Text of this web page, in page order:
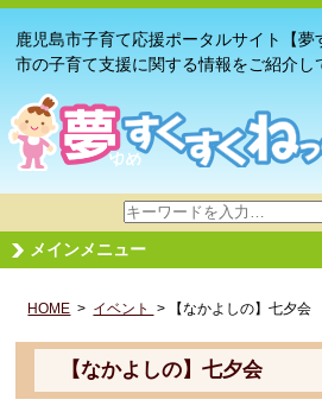
鹿児島市子育て応援ポータルサイト【
市の子育て支援に関する情報をご紹介し
サ
イ
ト
検
メインメニュー
HOME > イベント > 【なかよしの】七夕会
【なかよしの】七夕会